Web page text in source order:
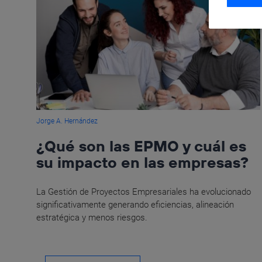
Jorge A. Hernández
¿Qué son las EPMO y cuál es
su impacto en las empresas?
La Gestión de Proyectos Empresariales ha evolucionado
significativamente generando eficiencias, alineación
estratégica y menos riesgos.